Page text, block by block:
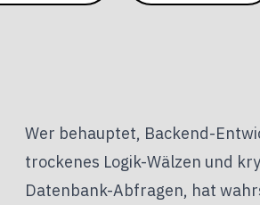
Wer behauptet, Backend-
trockenes Logik-Wälzen und
Datenbank-Abfragen, hat